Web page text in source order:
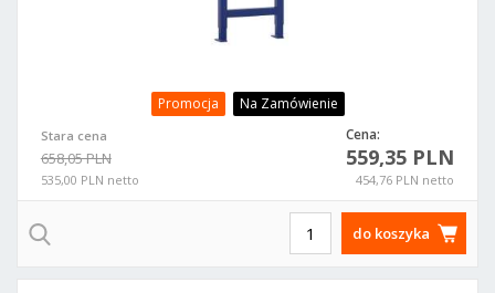
Promocja Na Zamówienie
Stara cena
658,05 PLN
535,00 PLN netto
Cena:
559,35 PLN
454,76 PLN netto
do koszyka